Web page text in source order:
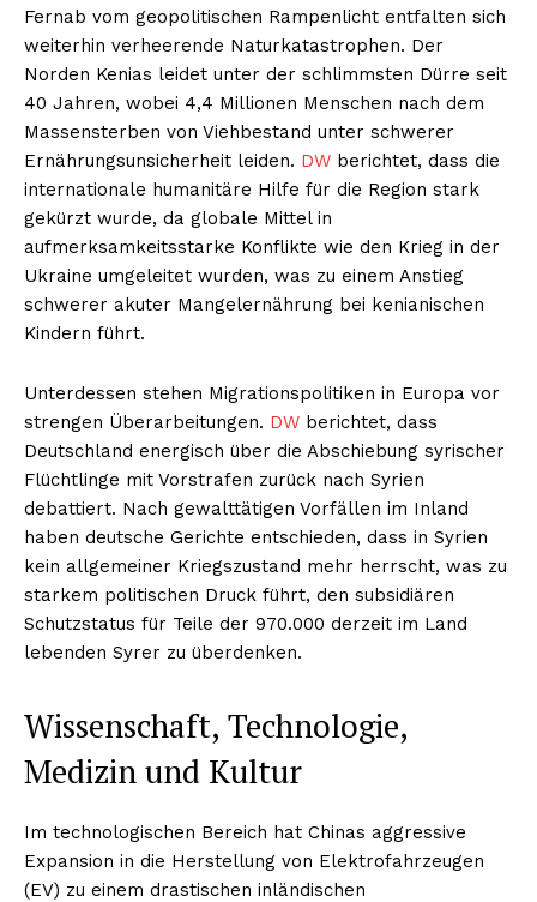
Fernab vom geopolitischen Rampenlicht entfalten sich
weiterhin verheerende Naturkatastrophen. Der
Norden Kenias leidet unter der schlimmsten Dürre seit
40 Jahren, wobei 4,4 Millionen Menschen nach dem
Massensterben von Viehbestand unter schwerer
Ernährungsunsicherheit leiden. DW berichtet, dass die
internationale humanitäre Hilfe für die Region stark
gekürzt wurde, da globale Mittel in
aufmerksamkeitsstarke Konflikte wie den Krieg in der
Ukraine umgeleitet wurden, was zu einem Anstieg
schwerer akuter Mangelernährung bei kenianischen
Kindern führt.
Unterdessen stehen Migrationspolitiken in Europa vor
strengen Überarbeitungen. DW berichtet, dass
Deutschland energisch über die Abschiebung syrischer
Flüchtlinge mit Vorstrafen zurück nach Syrien
debattiert. Nach gewalttätigen Vorfällen im Inland
haben deutsche Gerichte entschieden, dass in Syrien
kein allgemeiner Kriegszustand mehr herrscht, was zu
starkem politischen Druck führt, den subsidiären
Schutzstatus für Teile der 970.000 derzeit im Land
lebenden Syrer zu überdenken.
Wissenschaft, Technologie,
Medizin und Kultur
Im technologischen Bereich hat Chinas aggressive
Expansion in die Herstellung von Elektrofahrzeugen
(EV) zu einem drastischen inländischen